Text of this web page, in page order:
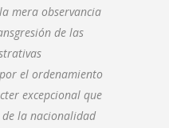
mera observancia
de las
el ordenamiento
excepcional que
la nacionalidad